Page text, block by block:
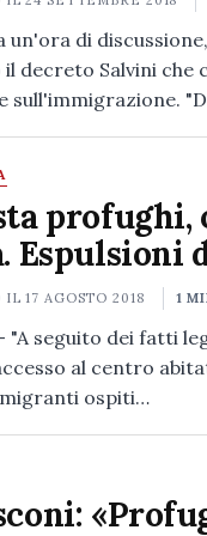
un'ora di
decreto Salvini che
sull'immigrazione.
profughi,
Espulsioni
IL17 AGOSTO 2018 1
"A seguito dei fatti
al centro
ospiti…